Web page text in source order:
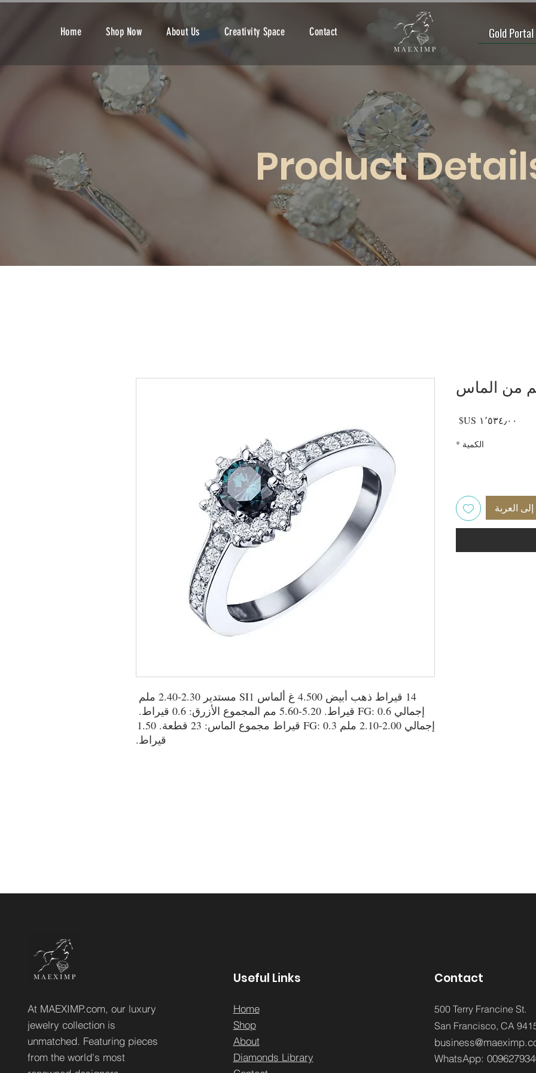
Home Shop Now About Us Creativity Space Contact Gold Portal
Product
قيراط.
من الماس
السعر
الكمية *
العربة
At MAEXIMP.com, our luxury
jewelry collection is
unmatched. Featuring pieces
from the world's most
Useful Links
Home
Shop
About
Diamonds Library
Contact
500 Terry Francine St.
San Francisco, CA
WhatsApp: